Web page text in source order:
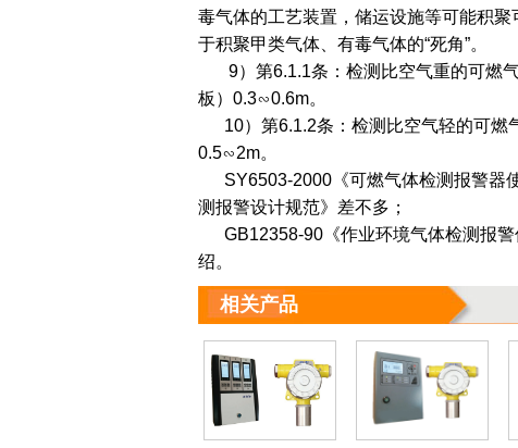
毒气体的工艺装置，储运设施等可能积
于积聚甲类气体、有毒气体的“死角”。
9）第6.1.1条：检测比空气重的可燃
板）0.3∽0.6m。
10）第6.1.2条：检测比空气轻的可燃
0.5∽2m。
SY6503-2000《可燃气体检测报警器
测报警设计规范》差不多；
GB12358-90《作业环境气体检测报警
绍。
相关产品